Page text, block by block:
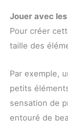
Jouer avec
Pour créer
taille des
Par exemple,
petits
sensation de
entouré de